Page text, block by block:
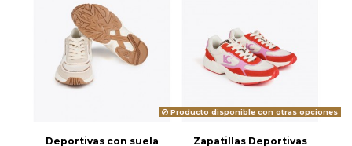
Deportivas con suela
Producto disponible con otras opciones
Zapatillas Deportivas